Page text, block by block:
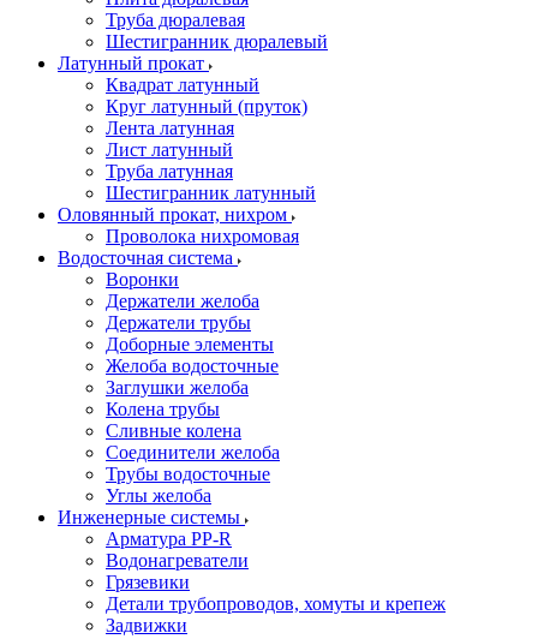
Труба дюралевая
Шестигранник дюралевый
Латунный прокат
Квадрат латунный
Круг латунный (пруток)
Лента латунная
Лист латунный
Труба латунная
Шестигранник латунный
Оловянный прокат, нихром
Проволока нихромовая
Водосточная система
Воронки
Держатели желоба
Держатели трубы
Доборные элементы
Желоба водосточные
Заглушки желоба
Колена трубы
Сливные колена
Соединители желоба
Трубы водосточные
Углы желоба
Инженерные системы
Арматура PP-R
Водонагреватели
Грязевики
Детали трубопроводов, хомуты и крепеж
Задвижки